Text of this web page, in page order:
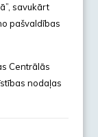
savukārt
pašvaldības
Centrālās
nodaļas